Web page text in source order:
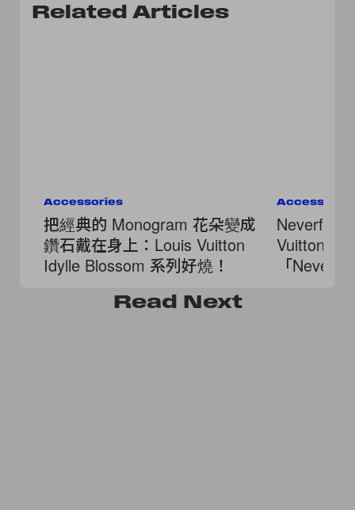
Related Articles
Accessories
把經典的 Monogram 花朵變成
鑽石戴在身上：Louis Vuitton
Idylle Blossom 系列好燒！
Neverfull
Vuitton 推
「
Read Next